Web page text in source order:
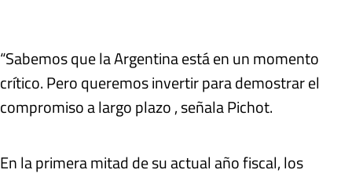
“Sabemos que la Argentina está en un momento
crítico. Pero queremos invertir para demostrar el
compromiso a largo plazo , señala Pichot.
En la primera mitad de su actual año fiscal, los